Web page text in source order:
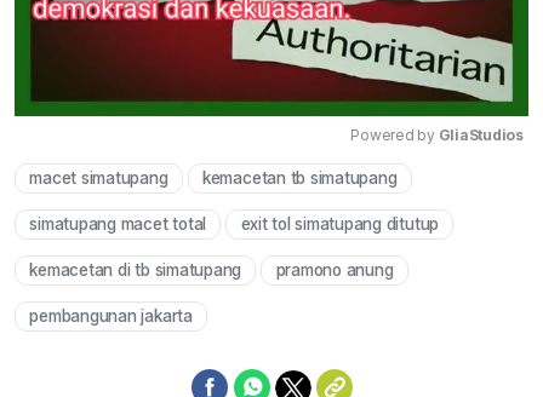
Powered by GliaStudios
macet simatupang kemacetan tb simatupang
simatupang macet total exit tol simatupang ditutup
kemacetan di tb simatupang pramono anung
pembangunan jakarta